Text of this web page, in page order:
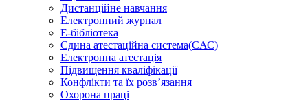
Дистанційне навчання
Електронний журнал
E-бібліотека
Єдина атестаційна система(ЄАС)
Електронна атестація
Підвищення кваліфікації
Конфлікти та їх розв’язання
Охорона праці